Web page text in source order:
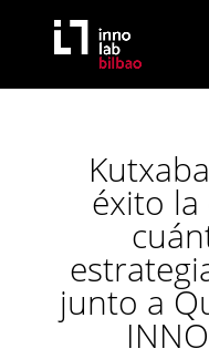
éxito
junto a